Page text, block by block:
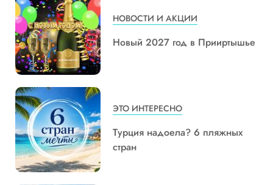
НОВОСТИ И АКЦИИ
Новый 2027 год в Прииртышье
ЭТО ИНТЕРЕСНО
Турция надоела? 6 пляжных
стран